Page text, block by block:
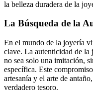
la belleza duradera de la
La Búsqueda de la
En el mundo de la joyería
clave. La autenticidad de la
no sea solo una imitación,
específica. Este
artesanía y el arte de
verdadero tesoro.